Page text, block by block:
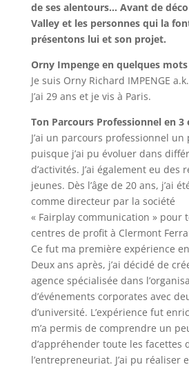
de ses alentours… Avant de
Valley et les personnes qui la
présentons lui et son projet.
Orny Impenge en quelques mots
Je suis Orny Richard IMPENGE
J’ai 29 ans et je vis à Paris.
Ton Parcours Professionnel en 3
J’ai un parcours professionnel
puisque j’ai pu évoluer dans
d’activités. J’ai également eu des
jeunes. Dès l’âge de 20 ans, j’ai
comme directeur par la société
« Fairplay communication » pour
centres de profit à Clermont
Ce fut ma première expérience
Deux ans après, j’ai décidé de
agence spécialisée dans
d’événements corporates avec
d’université. L’expérience fut
m’a permis de comprendre un
d’appréhender toute les facettes
l’entrepreneuriat. J’ai pu réaliser